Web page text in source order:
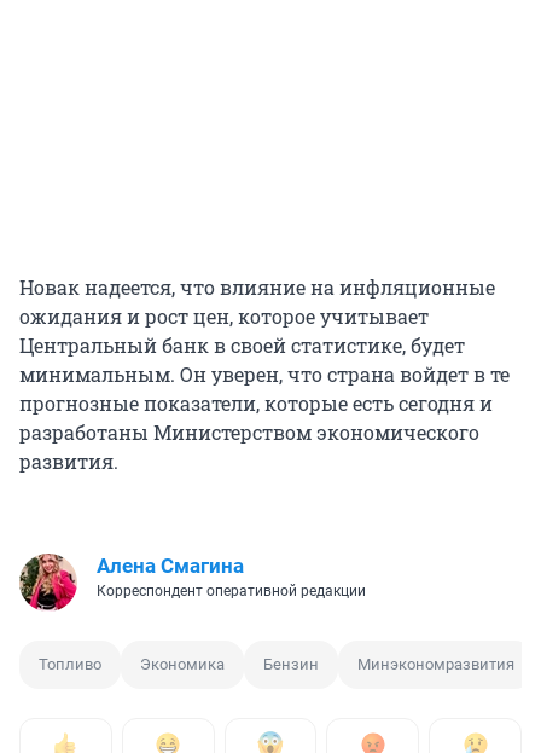
Новак надеется, что влияние на инфляционные
ожидания и рост цен, которое учитывает
Центральный банк в своей статистике, будет
минимальным. Он уверен, что страна войдет в те
прогнозные показатели, которые есть сегодня и
разработаны Министерством экономического
развития.
Алена Смагина
Корреспондент оперативной редакции
Топливо Экономика Бензин Минэкономразвития